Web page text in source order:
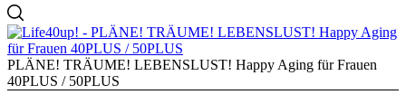
PLÄNE! TRÄUME! LEBENSLUST! Happy Aging für Frauen
40PLUS / 50PLUS